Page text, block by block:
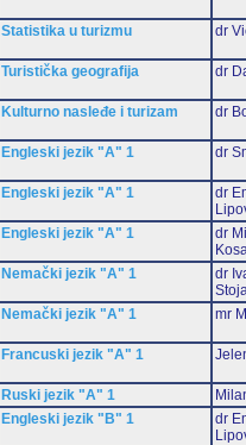
Statistika u turizmu dr
Turistička geografija dr
Kulturno nasleđe i turizam dr
Engleski jezik "A" 1 dr
Engleski jezik "A" 1
dr
Engleski jezik "A" 1
dr
Nemački jezik "A" 1
dr
Nemački jezik "A" 1 mr
Francuski jezik "A" 1
Ruski jezik "A" 1
Engleski jezik "B" 1
dr